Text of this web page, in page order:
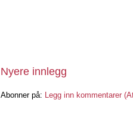
Nyere innlegg
Abonner på: Legg inn kommentarer